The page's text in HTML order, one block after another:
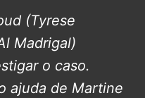
(Tyrese
Madrigal)
o caso.
ajuda de Martine